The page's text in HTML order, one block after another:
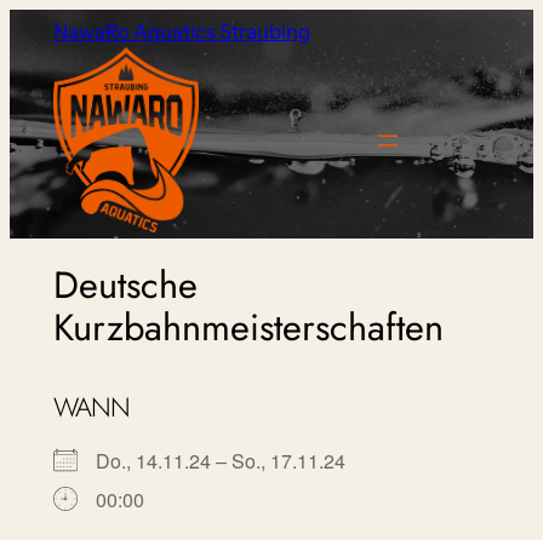
springen
NawaRo Aquatics Straubing
Deutsche
Kurzbahnmeisterschaften
WANN
Do., 14.11.24 – So., 17.11.24
00:00